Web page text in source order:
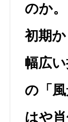
のか。
初期
幅広
の「
はや